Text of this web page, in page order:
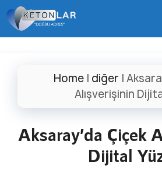
İçeriğe
atla
Home | diğer |
Alışverişinin
Aksaray’da Çiçek
Dijital